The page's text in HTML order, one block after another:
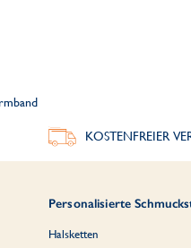
KOSTENFREIER
Personalisierte
Halsketten